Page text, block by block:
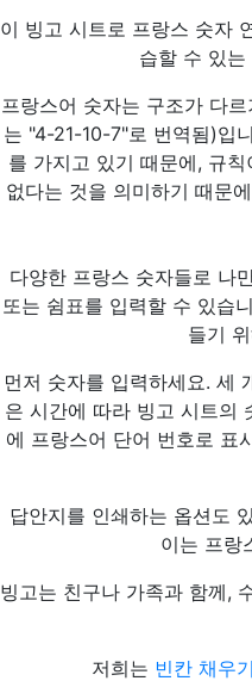
이 빙고 시트로 프랑스 숫자
습할 수 있
프랑스어 숫자는 구조가 다
는 "4-21-10-7"로 번역됨)입
를 가지고 있기 때문에, 규
없다는 것을 의미하기 때문
다양한 프랑스 숫자들로 나
또는 쉼표를 입력할 수 있습
들기
먼저 숫자를 입력하세요. 세
은 시간에 따라 빙고 시트
에 프랑스어 단어 번호로 표
답안지를 인쇄하는 옵션도
이는 프랑
빙고는 친구나 가족과 함께,
저희는 빈칸 채우기